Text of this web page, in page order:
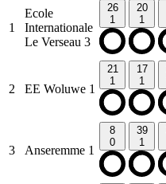
1
Ecole
Internationale
Le Verseau 3
26
1
20
1
2 EE Woluwe 1
21
1
17
1
3 Anseremme 1
8
0
39
1